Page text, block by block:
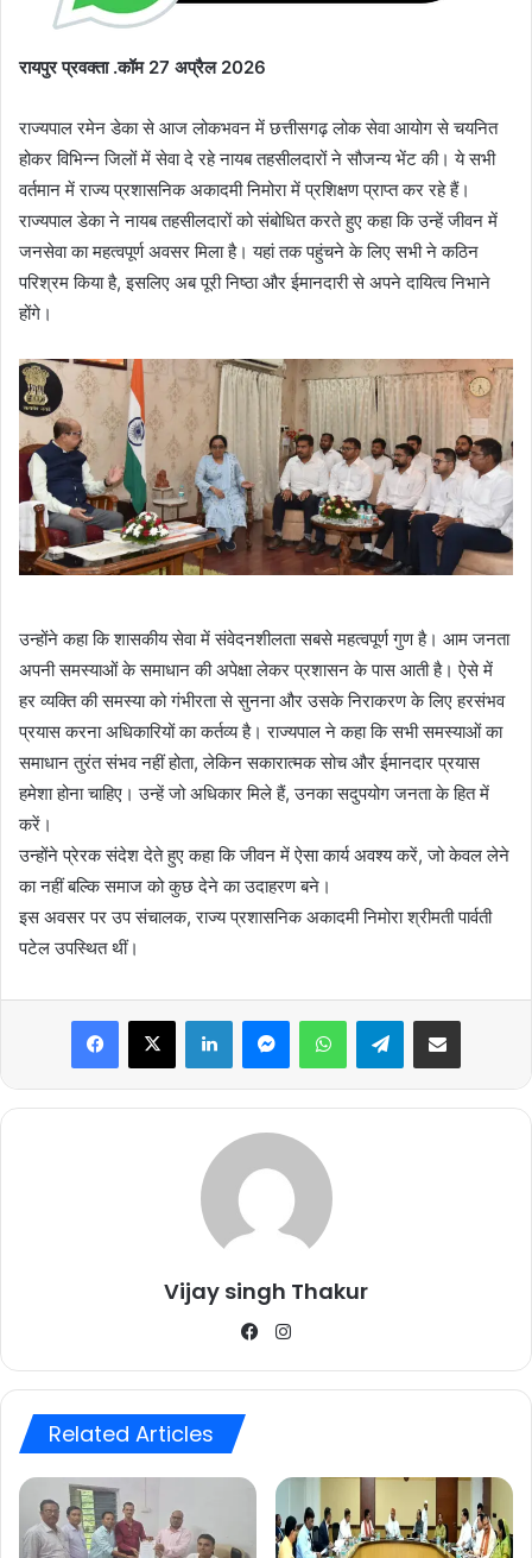
रायपुर प्रवक्ता .कॉम 27 अप्रैल 2026
राज्यपाल रमेन डेका से आज लोकभवन में छत्तीसगढ़ लोक सेवा आयोग से चयनित
होकर विभिन्न जिलों में सेवा दे रहे नायब तहसीलदारों ने सौजन्य भेंट की। ये सभी
वर्तमान में राज्य प्रशासनिक अकादमी निमोरा में प्रशिक्षण प्राप्त कर रहे हैं।
राज्यपाल डेका ने नायब तहसीलदारों को संबोधित करते हुए कहा कि उन्हें जीवन में
जनसेवा का महत्वपूर्ण अवसर मिला है। यहां तक पहुंचने के लिए सभी ने कठिन
परिश्रम किया है, इसलिए अब पूरी निष्ठा और ईमानदारी से अपने दायित्व निभाने
होंगे।
उन्होंने कहा कि शासकीय सेवा में संवेदनशीलता सबसे महत्वपूर्ण गुण है। आम जनता
अपनी समस्याओं के समाधान की अपेक्षा लेकर प्रशासन के पास आती है। ऐसे में
हर व्यक्ति की समस्या को गंभीरता से सुनना और उसके निराकरण के लिए हरसंभव
प्रयास करना अधिकारियों का कर्तव्य है। राज्यपाल ने कहा कि सभी समस्याओं का
समाधान तुरंत संभव नहीं होता, लेकिन सकारात्मक सोच और ईमानदार प्रयास
हमेशा होना चाहिए। उन्हें जो अधिकार मिले हैं, उनका सदुपयोग जनता के हित में
करें।
उन्होंने प्रेरक संदेश देते हुए कहा कि जीवन में ऐसा कार्य अवश्य करें, जो केवल लेने
का नहीं बल्कि समाज को कुछ देने का उदाहरण बने।
इस अवसर पर उप संचालक, राज्य प्रशासनिक अकादमी निमोरा श्रीमती पार्वती
पटेल उपस्थित थीं।
Facebook
X LinkedInMessengerWhatsAppTelegramShare via Email
Vijay singh Thakur
Facebook
Related Articles